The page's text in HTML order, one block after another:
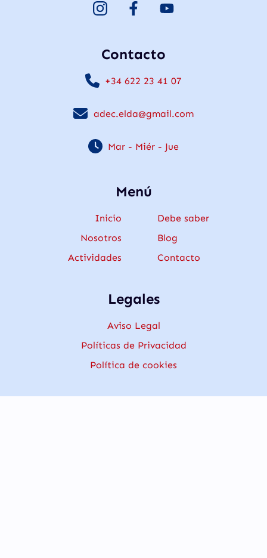
Menú
Inicio
Nosotros
Actividades
Debe saber
Blog
Contacto
Legales
Aviso Legal
Políticas de Privacidad
Política de cookies
Contacto
+34 622 23 41 07
adec.elda@gmail.com
Mar - Miér - Jue